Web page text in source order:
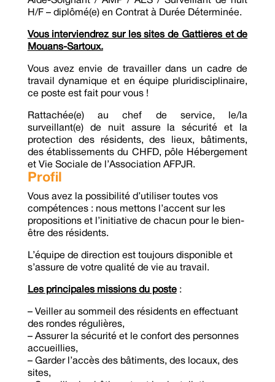
H/F – diplômé(e) en Contrat à Durée Déterminée.
Vous interviendrez sur les sites de Gattières et de
Mouans-Sartoux.
Vous avez envie de travailler dans un cadre de
travail dynamique et en équipe pluridisciplinaire,
ce poste est fait pour vous !
Rattachée(e) au chef de service, le/la
surveillant(e) de nuit assure la sécurité et la
protection des résidents, des lieux, bâtiments,
des établissements du CHFD, pôle Hébergement
et Vie Sociale de l’Association AFPJR.
Profil
Vous avez la possibilité d’utiliser toutes vos
compétences : nous mettons l’accent sur les
propositions et l’initiative de chacun pour le bien-
être des résidents.
L’équipe de direction est toujours disponible et
s’assure de votre qualité de vie au travail.
Les principales missions du poste:
– Veiller au sommeil des résidents en effectuant
des rondes régulières,
– Assurer la sécurité et le confort des personnes
accueillies,
– Garder l’accès des bâtiments, des locaux, des
sites,